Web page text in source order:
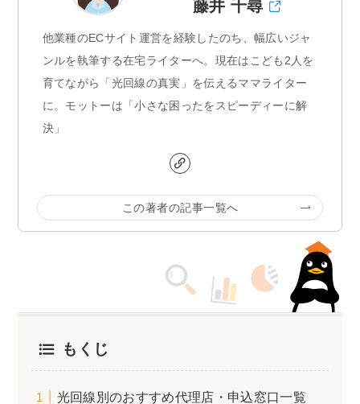
藤井 千尋
他業種のECサイト運営を経験したのち、幅広いジャ
ンルを執筆する在宅ライターへ。現在はこども2人を
育てながら「光回線の真実」を伝えるママライター
に。モットーは「小さな困ったをスピーディーに解
決」
この著者の記事一覧へ
もくじ
光回線別のおすすめ代理店・申込窓口一覧